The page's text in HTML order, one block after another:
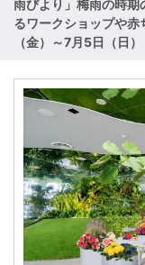
雨びより」梅雨の時期
るワークショップや
（金）～7月5日（